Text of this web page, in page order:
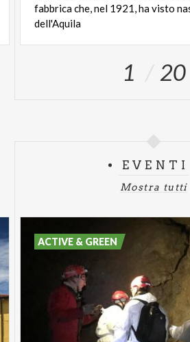
fabbrica che, nel 1921, ha visto
dell'Aquila
1 20
EVENTI
Mostra tutti
ACTIVE & GREEN